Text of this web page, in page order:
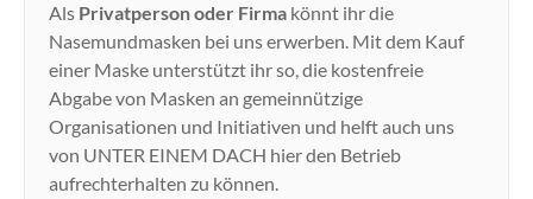
Als Privatperson oder Firma könnt ihr die
Nasemundmasken bei uns erwerben. Mit dem Kauf
einer Maske unterstützt ihr so, die kostenfreie
Abgabe von Masken an gemeinnützige
Organisationen und Initiativen und helft auch uns
von UNTER EINEM DACH hier den Betrieb
aufrechterhalten zu können.